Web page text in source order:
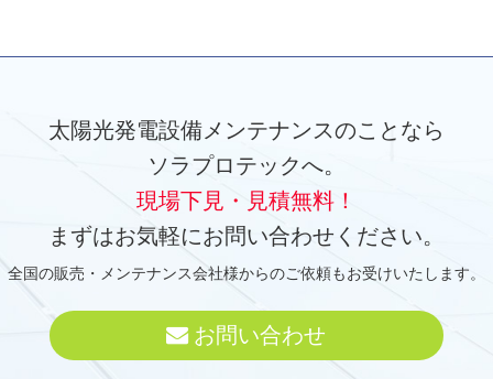
太陽光発電設備メンテナンスのことなら
ソラプロテックへ。
現場下見・見積無料！
まずはお気軽にお問い合わせください。
全国の販売・メンテナンス会社様からのご依頼もお受けいたします。
お問い合わせ